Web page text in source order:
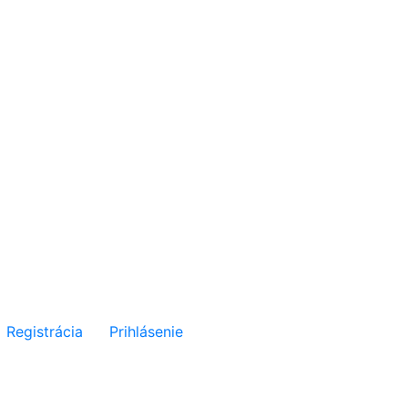
Registrácia Prihlásenie